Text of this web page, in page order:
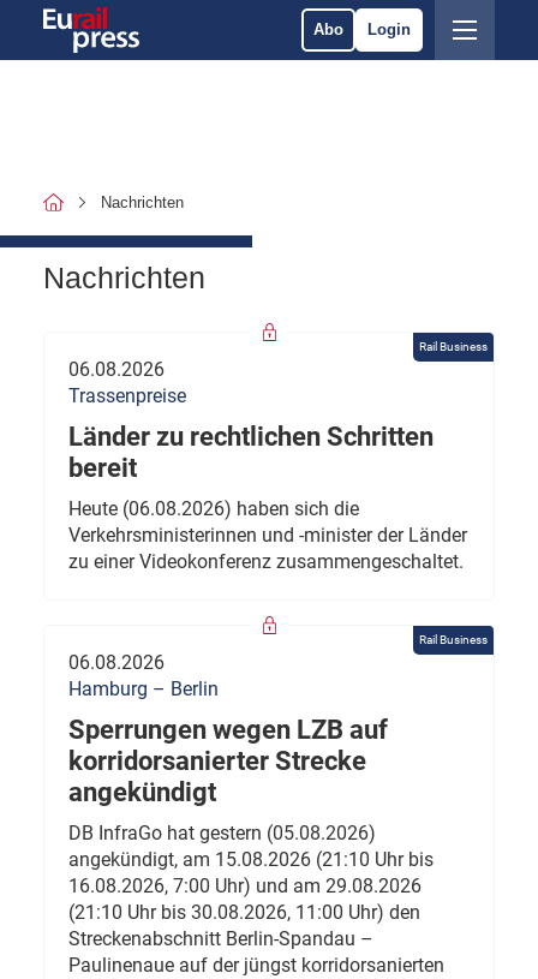
Abo Login
Nachrichten
Nachrichten
Rail Business
06.08.2026
Trassenpreise
Länder zu rechtlichen Schritten
bereit
Heute (06.08.2026) haben sich die
Verkehrsministerinnen und -minister der Länder
zu einer Videokonferenz zusammengeschaltet.
Rail Business
06.08.2026
Hamburg – Berlin
Sperrungen wegen LZB auf
korridorsanierter Strecke
angekündigt
DB InfraGo hat gestern (05.08.2026)
angekündigt, am 15.08.2026 (21:10 Uhr bis
16.08.2026, 7:00 Uhr) und am 29.08.2026
(21:10 Uhr bis 30.08.2026, 11:00 Uhr) den
Streckenabschnitt Berlin-Spandau –
Paulinenaue auf der jüngst korridorsanierten